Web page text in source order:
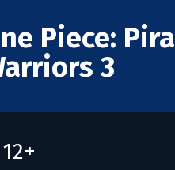
Piece:
3
12+